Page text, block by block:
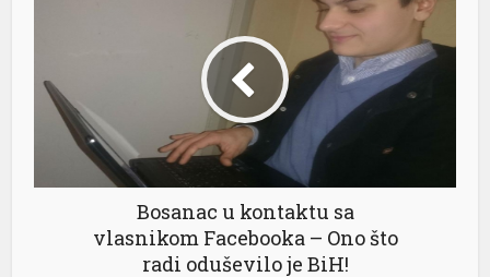
Bosanac u kontaktu sa
vlasnikom Facebooka – Ono što
radi oduševilo je BiH!